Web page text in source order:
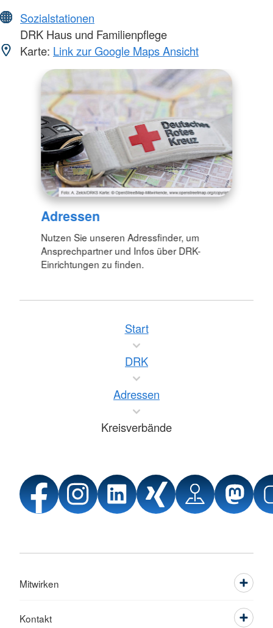
Sozialstationen
DRK Haus und Familienpflege
Karte: Link zur Google Maps Ansicht
Adressen
Nutzen Sie unseren Adressfinder, um
Ansprechpartner und Infos über DRK-
Einrichtungen zu finden.
Start
DRK
Adressen
Kreisverbände
Mitwirken
Kontakt